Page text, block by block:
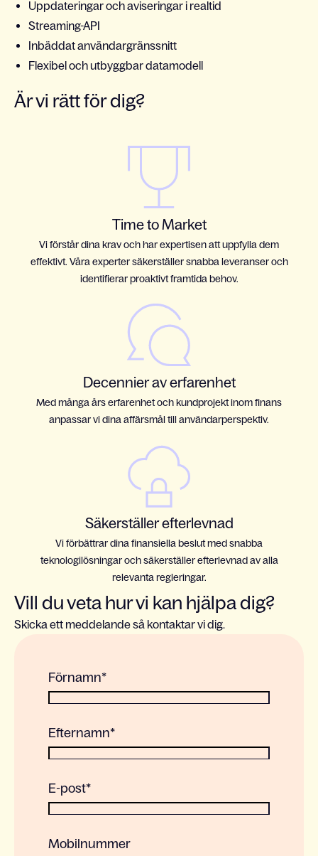
Uppdateringar och aviseringar i realtid
Streaming-API
Inbäddat användargränssnitt
Flexibel och utbyggbar datamodell
Är vi rätt för dig?
Time to Market
Vi förstår dina krav och har expertisen att uppfylla dem
effektivt. Våra experter säkerställer snabba leveranser och
identifierar proaktivt framtida behov.
Decennier av erfarenhet
Med många års erfarenhet och kundprojekt inom finans
anpassar vi dina affärsmål till användarperspektiv.
Säkerställer efterlevnad
Vi förbättrar dina finansiella beslut med snabba
teknologilösningar och säkerställer efterlevnad av alla
relevanta regleringar.
Vill du veta hur vi kan hjälpa dig?
Skicka ett meddelande så kontaktar vi dig.
Förnamn*
Efternamn*
E-post*
Mobilnummer